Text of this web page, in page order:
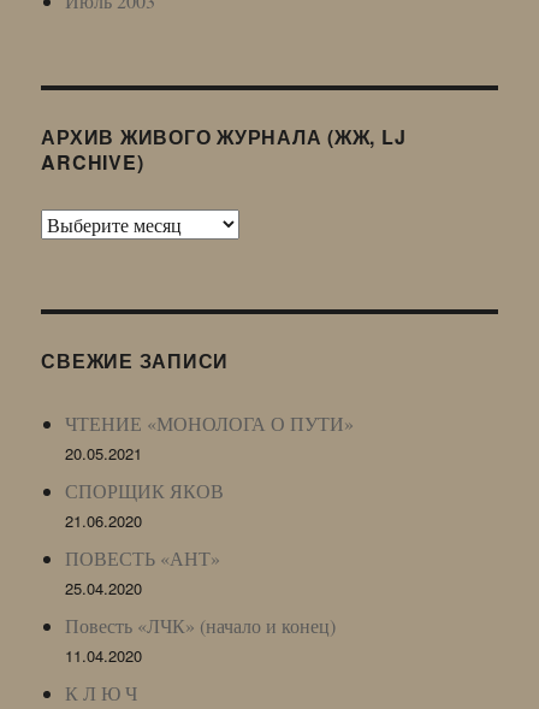
АРХИВ ЖИВОГО ЖУРНАЛА (ЖЖ, LJ
ARCHIVE)
Архив
LJ
СВЕЖИЕ ЗАПИСИ
ЧТЕНИЕ «МОНОЛОГА О ПУТИ»
20.05.2021
СПОРЩИК ЯКОВ
21.06.2020
ПОВЕСТЬ «АНТ»
25.04.2020
Повесть «ЛЧК» (начало и конец)
11.04.2020
К Л Ю Ч